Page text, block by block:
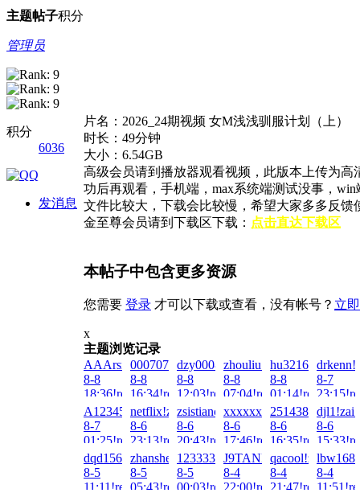
主题帖子积分
管理员
积分
6036
发消息
片名：2026_24期视频 女M浅浅驯服计划（上）
时长：49分钟
大小：6.54GB
高级会员请到播放器观看视频，此版本上传为
功后再观看，手机端，max系统端测试没事，
文件比较大，下载会比较慢，希望大家多多反
金至尊会员请到下载区下载： 点击直达下载区
本帖子中包含更多资源
您需要 登录 才可以下载或查看，没有帐号？ 立
x
主题浏览记录
AAArsmls!zai!2026-
8-8
18:36!read!
0007070707070!zai!2026-
8-8
16:34!read!
dzy0008!zai!2026-
8-8
12:03!read!
zhouliu!zai!2026-
8-8
07:04!read!
8-8
01:14!read!
8-7
A123456...!zai!2026-
8-7
01:25!read!
netflix!zai!2026-
8-6
23:13!read!
zsistiancai!zai!2026-
8-6
20:43!read!
xxxxxxxxxx!zai!2026-
8-6
17:46!read!
8-6
16:35!read!
8-6
dqd15627860451!zai!2026-
8-5
11:11!read!
zhanshen886!zai!2026-
8-5
05:43!read!
1233331!zai!2026-
8-5
00:03!read!
J9TANK!zai!2026-
8-4
22:00!read!
qacool!zai!2026-
8-4
21:47!read!
8-4